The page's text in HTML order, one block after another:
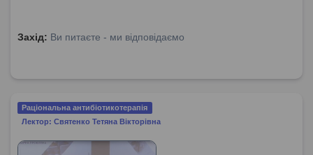
Захід: Ви питаєте - ми відповідаємо
Раціональна антибіотикотерапія
Лектор: Святенко Тетяна Вікторівна